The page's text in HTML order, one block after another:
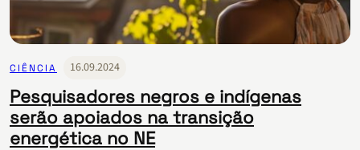
CIÊNCIA 16.09.2024
Pesquisadores negros e indígenas
serão apoiados na transição
energética no NE